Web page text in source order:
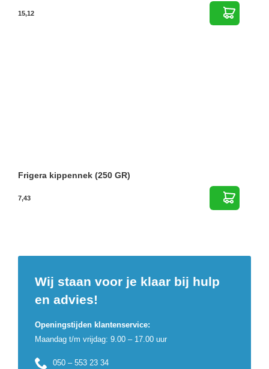
15,12
Frigera kippennek (250 GR)
7,43
Wij staan voor je klaar bij hulp
en advies!
Openingstijden klantenservice:
Maandag t/m vrijdag: 9.00 – 17.00 uur
050 – 553 23 34